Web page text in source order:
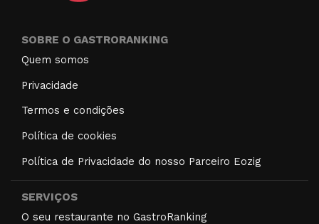
SOBRE O GASTRORANKING
Quem somos
Privacidade
Termos e condições
Política de cookies
Política de Privacidade do nosso Parceiro Eozig
SERVIÇOS
O seu restaurante no GastroRanking